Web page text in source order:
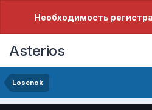
Необходимость
Asterios
Losenok